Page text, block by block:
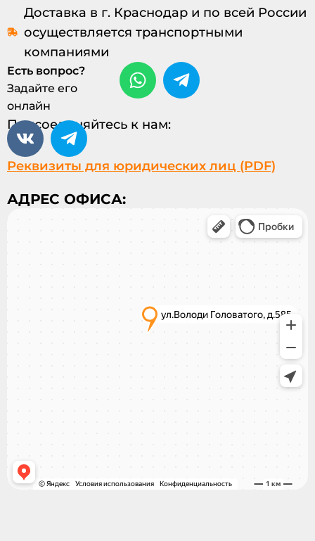
Доставка в г. Краснодар и по всей России
осуществляется транспортными
компаниями
Есть вопрос?
Задайте его
онлайн
Присоединяйтесь к нам:
Реквизиты для юридических лиц (PDF)
АДРЕС ОФИСА: